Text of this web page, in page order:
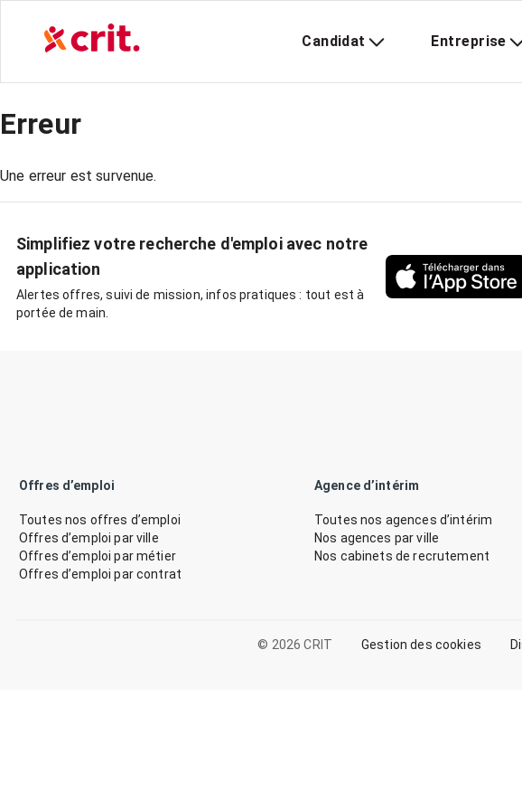
Candidat Entreprise
Erreur
Une erreur est survenue.
Simplifiez votre recherche d'emploi avec notre
application
Alertes offres, suivi de mission, infos pratiques : tout est à
portée de main.
Offres d’emploi
Toutes nos offres d’emploi
Offres d’emploi par ville
Offres d’emploi par métier
Offres d’emploi par contrat
Agence d’intérim
Toutes nos agences d’intérim
Nos agences par ville
Nos cabinets de recrutement
© 2026 CRIT Gestion des cookies